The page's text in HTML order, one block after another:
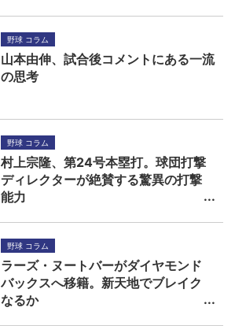
野球 コラム
山本由伸、試合後コメントにある一流
の思考
野球 コラム
村上宗隆、第24号本塁打。球団打撃
ディレクターが絶賛する驚異の打撃
能力
野球 コラム
ラーズ・ヌートバーがダイヤモンド
バックスへ移籍。新天地でブレイク
なるか